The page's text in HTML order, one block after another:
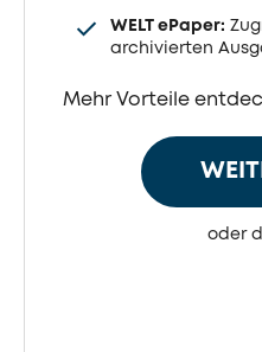
WELT ePaper:
archivierten
Mehr Vorteile
oder